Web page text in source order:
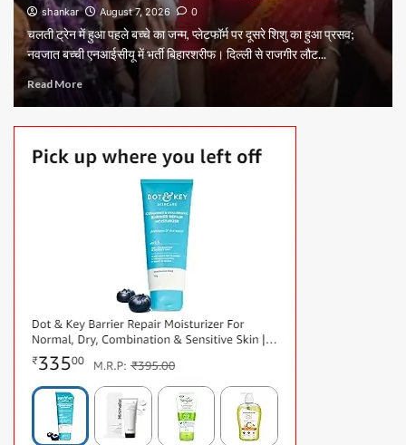
shankar August 7, 2026 0
चलती ट्रेन में हुआ पहले बच्चे का जन्म, प्लेटफॉर्म पर दूसरे शिशु का हुआ प्रसव;
नवजात बच्ची एनआईसीयू में भर्ती बिहारशरीफ। दिल्ली से राजगीर लौट...
Read More